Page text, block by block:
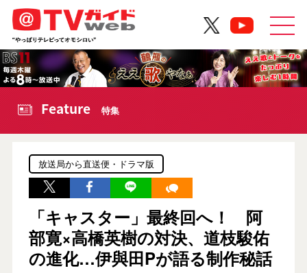
Feature 特集
放送局から直送便・ドラマ版
「キャスター」最終回へ！ 阿
部寛×高橋英樹の対決、道枝駿佑
の進化…伊與田Pが語る制作秘話